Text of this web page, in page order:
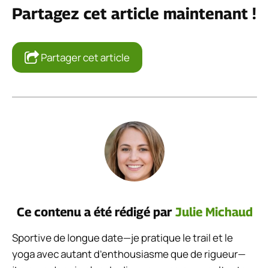
Partagez cet article maintenant !
Partager cet article
Ce contenu a été rédigé par Julie Michaud
Sportive de longue date—je pratique le trail et le
yoga avec autant d’enthousiasme que de rigueur—